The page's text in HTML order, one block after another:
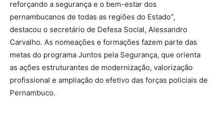
reforçando a segurança e o bem-estar dos
pernambucanos de todas as regiões do Estado”,
destacou o secretário de Defesa Social, Alessandro
Carvalho. As nomeações e formações fazem parte das
metas do programa Juntos pela Segurança, que orienta
as ações estruturantes de modernização, valorização
profissional e ampliação do efetivo das forças policiais de
Pernambuco.